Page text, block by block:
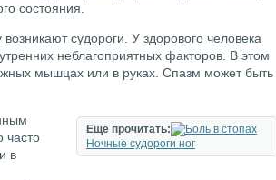
состояния.
судороги. У здорового человека
неблагоприятных факторов. В этом
мышцах или в руках. Спазм может быть
Еще прочитать:
Ночные судороги ног
часто
в